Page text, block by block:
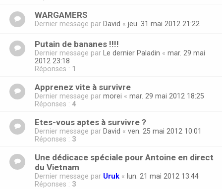
WARGAMERS
Dernier message par David « jeu. 31 mai 2012 21:22
Putain de bananes !!!!
Dernier message par Le dernier Paladin « mar. 29 mai
2012 23:18
Réponses : 1
Apprenez vite à survivre
Dernier message par morei « mar. 29 mai 2012 18:25
Réponses : 4
Etes-vous aptes à survivre ?
Dernier message par David « ven. 25 mai 2012 10:01
Réponses : 3
Une dédicace spéciale pour Antoine en direct
du Vietnam
Dernier message par Uruk « lun. 21 mai 2012 13:44
Réponses : 3